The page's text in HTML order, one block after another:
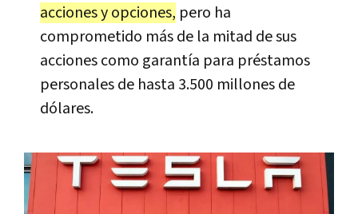
acciones y opciones, pero ha
comprometido más de la mitad de sus
acciones como garantía para préstamos
personales de hasta 3.500 millones de
dólares.